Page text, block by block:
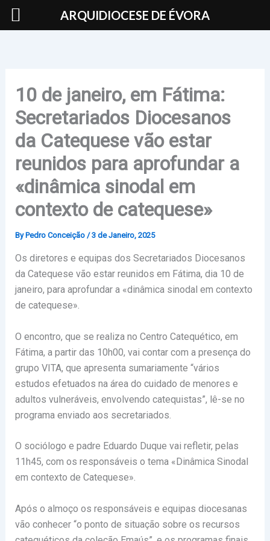
Skip
10 de janeiro, em Fátima:
Secretariados Diocesanos
da Catequese vão estar
reunidos para aprofundar a
«dinâmica sinodal em
contexto de catequese»
By Pedro Conceição /3 de Janeiro, 2025
Os diretores e equipas dos Secretariados Diocesanos
da Catequese vão estar reunidos em Fátima, dia 10 de
janeiro, para aprofundar a «dinâmica sinodal em contexto
de catequese».
O encontro, que se realiza no Centro Catequético, em
Fátima, a partir das 10h00, vai contar com a presença do
grupo VITA, que apresenta sumariamente “vários
estudos efetuados na área do cuidado de menores e
adultos vulneráveis, envolvendo catequistas”, lê-se no
programa enviado aos secretariados.
O sociólogo e padre Eduardo Duque vai refletir, pelas
11h45, com os responsáveis o tema «Dinâmica Sinodal
em contexto de Catequese».
Após o almoço os responsáveis e equipas diocesanas
vão conhecer “o ponto de situação sobre os recursos
ARQUIDIOCESE DE ÉVORA